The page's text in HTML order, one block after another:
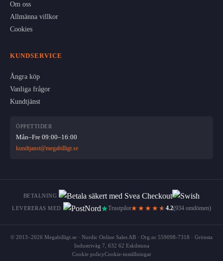
Om oss
Allmänna villkor
Cookies
KUNDSERVICE
Ångra köp
Vanliga frågor
Kundtjänst
ÖPPETTIDER
Mån–Fre 09:00–16:00
kundtjanst@megabilligt.se
BETALNING
LEVERERAS MED Trustpilot★★★★ ★ 4.2(934 omdömen)
© 2013–2026 Megabilligt.se · Nordic Online Sales AB · Org.nr 559098-7318 · Grönsta
Industriväg 7, 632 62 Eskilstuna
Cookie policyCookie-inställningar